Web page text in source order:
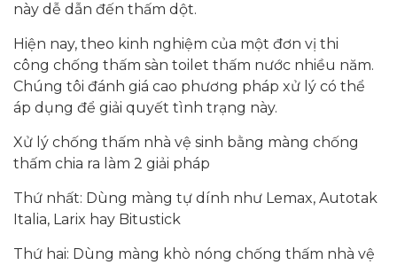
này dễ dẫn đến thấm dột.
Hiện nay, theo kinh nghiệm của một đơn vị thi
công chống thấm sàn toilet thấm nước nhiều năm.
Chúng tôi đánh giá cao phương pháp xử lý có thể
áp dụng để giải quyết tình trạng này.
Xử lý chống thấm nhà vệ sinh bằng màng chống
thấm chia ra làm 2 giải pháp
Thứ nhất: Dùng màng tự dính như Lemax, Autotak
Italia, Larix hay Bitustick
Thứ hai: Dùng màng khò nóng chống thấm nhà vệ